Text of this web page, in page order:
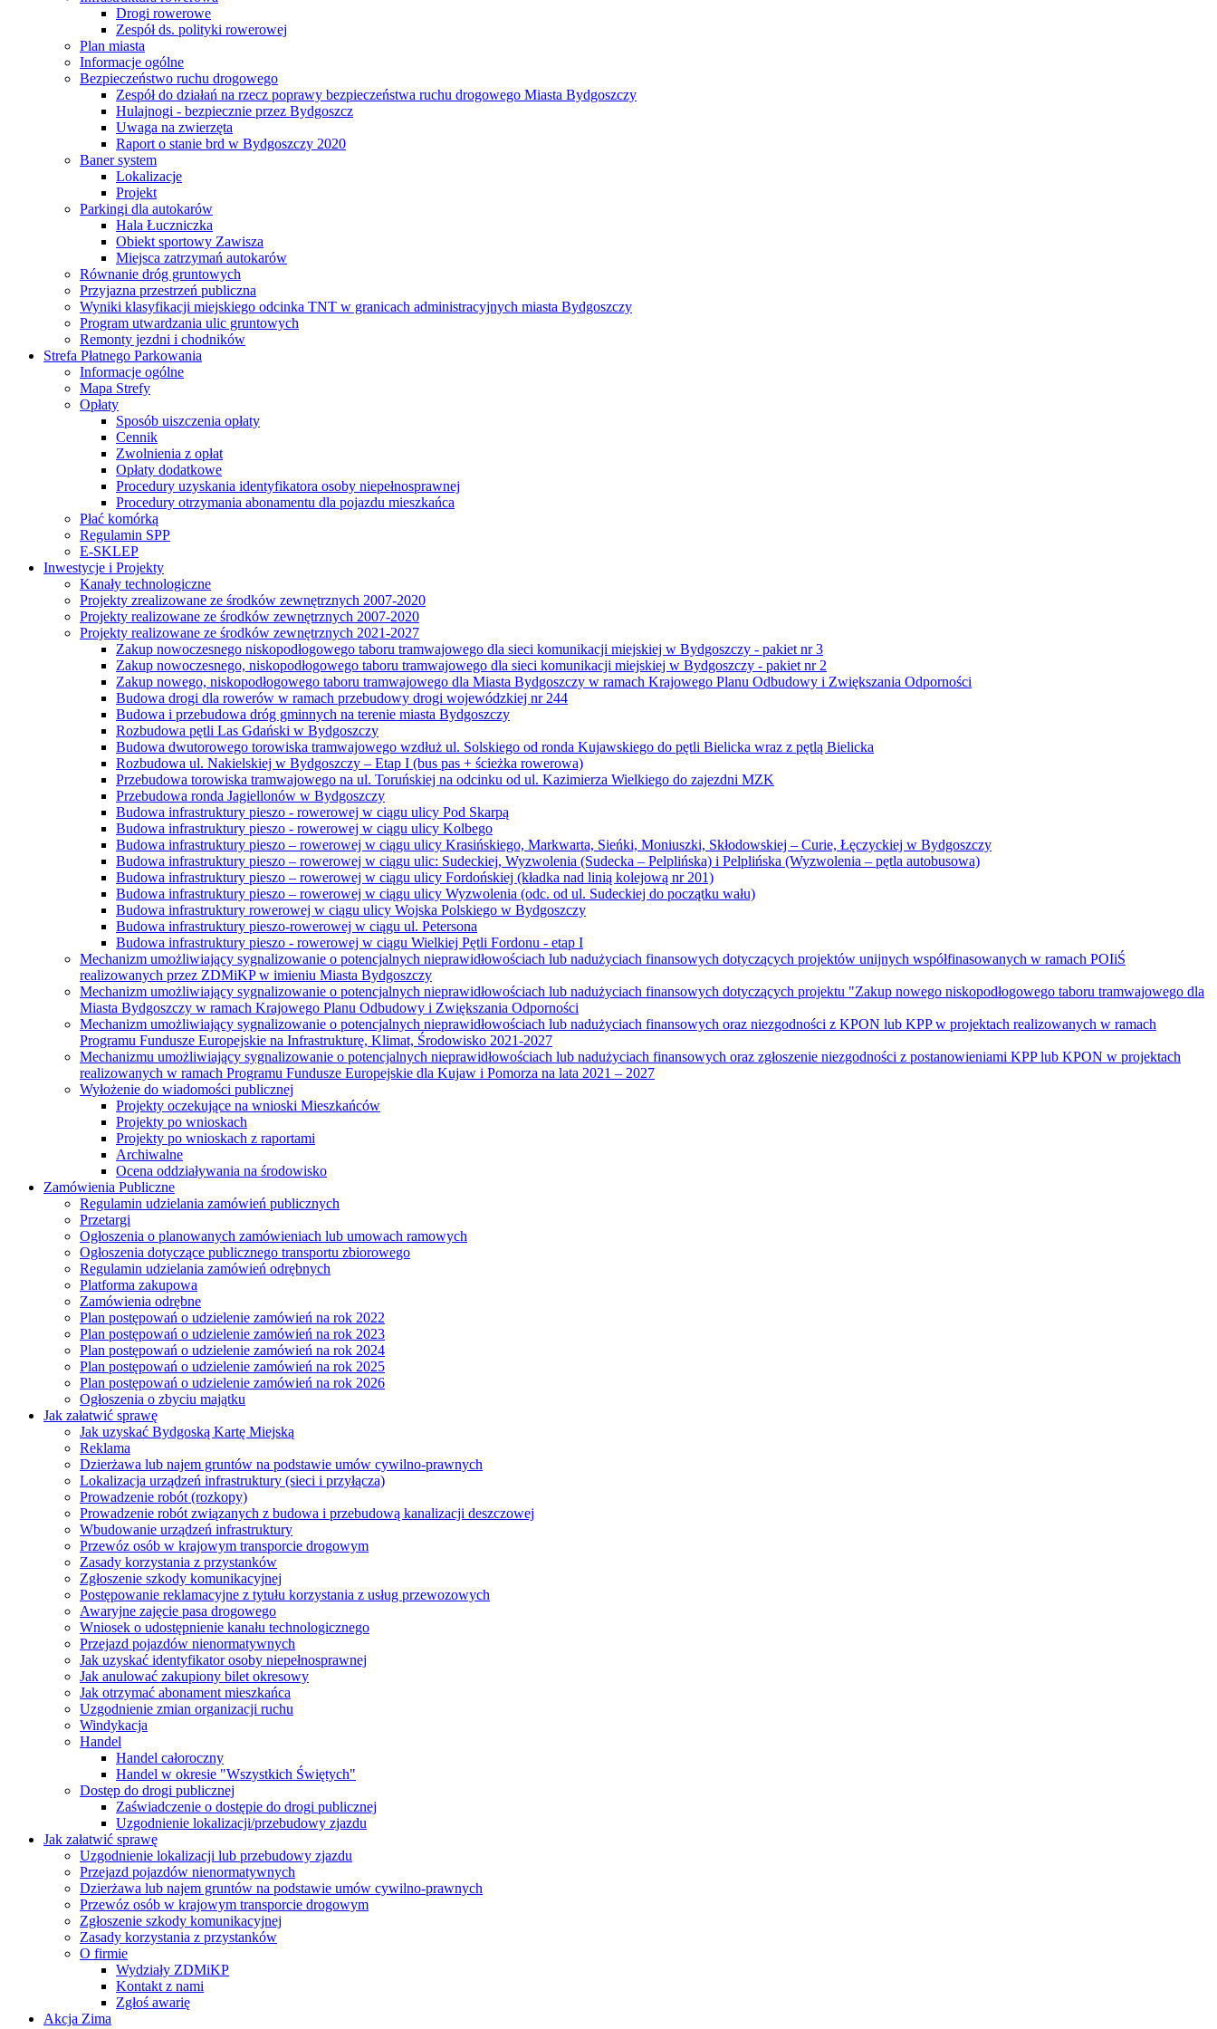
Drogi rowerowe
Zespół ds. polityki rowerowej
Plan miasta
Informacje ogólne
Bezpieczeństwo ruchu drogowego
Zespół do działań na rzecz poprawy bezpieczeństwa ruchu drogowego Miasta Bydgoszczy
Hulajnogi - bezpiecznie przez Bydgoszcz
Uwaga na zwierzęta
Raport o stanie brd w Bydgoszczy 2020
Baner system
Lokalizacje
Projekt
Parkingi dla autokarów
Hala Łuczniczka
Obiekt sportowy Zawisza
Miejsca zatrzymań autokarów
Równanie dróg gruntowych
Przyjazna przestrzeń publiczna
Wyniki klasyfikacji miejskiego odcinka TNT w granicach administracyjnych miasta Bydgoszczy
Program utwardzania ulic gruntowych
Remonty jezdni i chodników
Strefa Płatnego Parkowania
Informacje ogólne
Mapa Strefy
Opłaty
Sposób uiszczenia opłaty
Cennik
Zwolnienia z opłat
Opłaty dodatkowe
Procedury uzyskania identyfikatora osoby niepełnosprawnej
Procedury otrzymania abonamentu dla pojazdu mieszkańca
Płać komórką
Regulamin SPP
E-SKLEP
Inwestycje i Projekty
Kanały technologiczne
Projekty zrealizowane ze środków zewnętrznych 2007-2020
Projekty realizowane ze środków zewnętrznych 2007-2020
Projekty realizowane ze środków zewnętrznych 2021-2027
Zakup nowoczesnego niskopodłogowego taboru tramwajowego dla sieci komunikacji miejskiej w Bydgoszczy - pakiet nr 3
Zakup nowoczesnego, niskopodłogowego taboru tramwajowego dla sieci komunikacji miejskiej w Bydgoszczy - pakiet nr 2
Zakup nowego, niskopodłogowego taboru tramwajowego dla Miasta Bydgoszczy w ramach Krajowego Planu Odbudowy i Zwiększania Odporności
Budowa drogi dla rowerów w ramach przebudowy drogi wojewódzkiej nr 244
Budowa i przebudowa dróg gminnych na terenie miasta Bydgoszczy
Rozbudowa pętli Las Gdański w Bydgoszczy
Budowa dwutorowego torowiska tramwajowego wzdłuż ul. Solskiego od ronda Kujawskiego do pętli Bielicka wraz z pętlą Bielicka
Rozbudowa ul. Nakielskiej w Bydgoszczy – Etap I (bus pas + ścieżka rowerowa)
Przebudowa torowiska tramwajowego na ul. Toruńskiej na odcinku od ul. Kazimierza Wielkiego do zajezdni MZK
Przebudowa ronda Jagiellonów w Bydgoszczy
Budowa infrastruktury pieszo - rowerowej w ciągu ulicy Pod Skarpą
Budowa infrastruktury pieszo - rowerowej w ciągu ulicy Kolbego
Budowa infrastruktury pieszo – rowerowej w ciągu ulicy Krasińskiego, Markwarta, Sieńki, Moniuszki, Skłodowskiej – Curie, Łęczyckiej w Bydgoszczy
Budowa infrastruktury pieszo – rowerowej w ciągu ulic: Sudeckiej, Wyzwolenia (Sudecka – Pelplińska) i Pelplińska (Wyzwolenia – pętla autobusowa)
Budowa infrastruktury pieszo – rowerowej w ciągu ulicy Fordońskiej (kładka nad linią kolejową nr 201)
Budowa infrastruktury pieszo – rowerowej w ciągu ulicy Wyzwolenia (odc. od ul. Sudeckiej do początku wału)
Budowa infrastruktury rowerowej w ciągu ulicy Wojska Polskiego w Bydgoszczy
Budowa infrastruktury pieszo-rowerowej w ciągu ul. Petersona
Budowa infrastruktury pieszo - rowerowej w ciągu Wielkiej Pętli Fordonu - etap I
Mechanizm umożliwiający sygnalizowanie o potencjalnych nieprawidłowościach lub nadużyciach finansowych dotyczących projektów unijnych współfinasowanych w ramach POIiŚ
realizowanych przez ZDMiKP w imieniu Miasta Bydgoszczy
Mechanizm umożliwiający sygnalizowanie o potencjalnych nieprawidłowościach lub nadużyciach finansowych dotyczących projektu "Zakup nowego niskopodłogowego taboru tramwajowego dla
Miasta Bydgoszczy w ramach Krajowego Planu Odbudowy i Zwiększania Odporności
Mechanizm umożliwiający sygnalizowanie o potencjalnych nieprawidłowościach lub nadużyciach finansowych oraz niezgodności z KPON lub KPP w projektach realizowanych w ramach
Programu Fundusze Europejskie na Infrastrukturę, Klimat, Środowisko 2021-2027
Mechanizmu umożliwiający sygnalizowanie o potencjalnych nieprawidłowościach lub nadużyciach finansowych oraz zgłoszenie niezgodności z postanowieniami KPP lub KPON w projektach
realizowanych w ramach Programu Fundusze Europejskie dla Kujaw i Pomorza na lata 2021 – 2027
Wyłożenie do wiadomości publicznej
Projekty oczekujące na wnioski Mieszkańców
Projekty po wnioskach
Projekty po wnioskach z raportami
Archiwalne
Ocena oddziaływania na środowisko
Zamówienia Publiczne
Regulamin udzielania zamówień publicznych
Przetargi
Ogłoszenia o planowanych zamówieniach lub umowach ramowych
Ogłoszenia dotyczące publicznego transportu zbiorowego
Regulamin udzielania zamówień odrębnych
Platforma zakupowa
Zamówienia odrębne
Plan postępowań o udzielenie zamówień na rok 2022
Plan postępowań o udzielenie zamówień na rok 2023
Plan postępowań o udzielenie zamówień na rok 2024
Plan postępowań o udzielenie zamówień na rok 2025
Plan postępowań o udzielenie zamówień na rok 2026
Ogłoszenia o zbyciu majątku
Jak załatwić sprawę
Jak uzyskać Bydgoską Kartę Miejską
Reklama
Dzierżawa lub najem gruntów na podstawie umów cywilno-prawnych
Lokalizacja urządzeń infrastruktury (sieci i przyłącza)
Prowadzenie robót (rozkopy)
Prowadzenie robót związanych z budowa i przebudową kanalizacji deszczowej
Wbudowanie urządzeń infrastruktury
Przewóz osób w krajowym transporcie drogowym
Zasady korzystania z przystanków
Zgłoszenie szkody komunikacyjnej
Postępowanie reklamacyjne z tytułu korzystania z usług przewozowych
Awaryjne zajęcie pasa drogowego
Wniosek o udostępnienie kanału technologicznego
Przejazd pojazdów nienormatywnych
Jak uzyskać identyfikator osoby niepełnosprawnej
Jak anulować zakupiony bilet okresowy
Jak otrzymać abonament mieszkańca
Uzgodnienie zmian organizacji ruchu
Windykacja
Handel
Handel całoroczny
Handel w okresie "Wszystkich Świętych"
Dostęp do drogi publicznej
Zaświadczenie o dostępie do drogi publicznej
Uzgodnienie lokalizacji/przebudowy zjazdu
Jak załatwić sprawę
Uzgodnienie lokalizacji lub przebudowy zjazdu
Przejazd pojazdów nienormatywnych
Dzierżawa lub najem gruntów na podstawie umów cywilno-prawnych
Przewóz osób w krajowym transporcie drogowym
Zgłoszenie szkody komunikacyjnej
Zasady korzystania z przystanków
O firmie
Wydziały ZDMiKP
Kontakt z nami
Zgłoś awarię
Akcja Zima